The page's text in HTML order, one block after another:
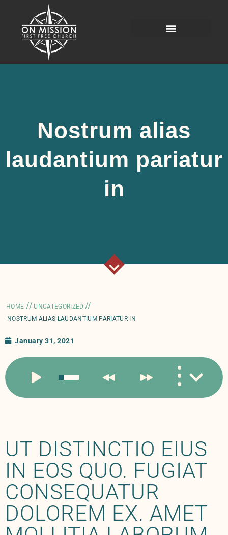
Nostrum alias
laudantium pariatur
in
HOME // UNCATEGORIZED //
NOSTRUM ALIAS LAUDANTIUM PARIATUR IN
January 31, 2021
UT DISTINCTIO EIUS
IN EOS QUO. FUGIAT
CONSEQUATUR
DOLOREM EX. AMET